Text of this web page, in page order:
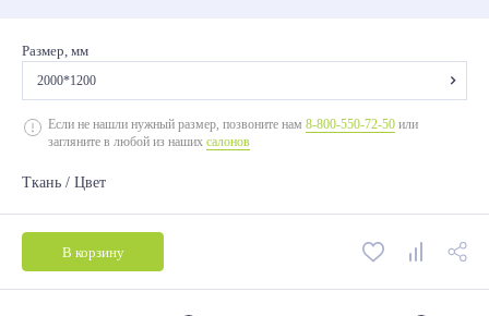
Размер, мм
2000*1200
2000*700
2000*900
2000*1400
Если не нашли нужный размер, позвоните нам 8-800-550-72-50 или
загляните в любой из наших салонов
Ткань / Цвет
В корзину